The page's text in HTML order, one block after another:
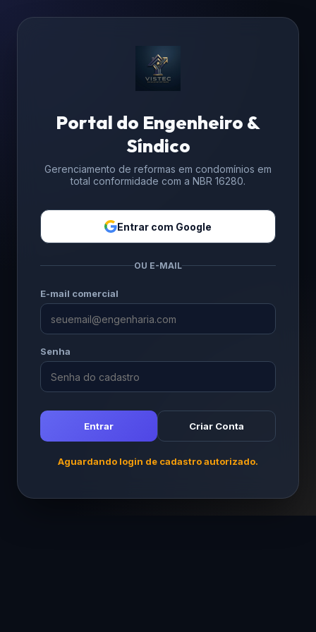
Portal do Engenheiro &
Síndico
Gerenciamento de reformas em condomínios em
total conformidade com a NBR 16280.
Entrar com Google
OU E-MAIL
E-mail comercial
Senha
Entrar Criar Conta
Aguardando login de cadastro autorizado.